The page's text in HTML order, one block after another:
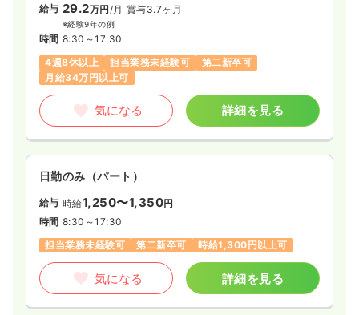
給与 29.2万円/月 賞与3.7ヶ月
※経験9年の例
時間 8:30～17:30
4週8休以上
担当業務未経験可
第二新卒可
月給34万円以上可
気になる 詳細を見る
日勤のみ（パート）
給与 時給1,250〜1,350円
時間 8:30～17:30
担当業務未経験可
第二新卒可 時給1,300円以上可
気になる 詳細を見る